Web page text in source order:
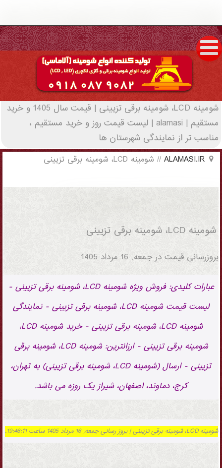
1405 و خرید مستقیم | alamasi - (1611)(New -
2022)
شومینه LCD، شومینه برقی تزیینی | قیمت سال 1405 و خرید
مستقیم | alamasi | لیست قیمت روز و خرید مستقیم ،
مناسب تر از نمایندگی شهرستان ها
ALAMASI.IR
// شومینه LCD، شومینه برقی تزیینی
شومینه LCD، شومینه برقی تزیینی
بروزرسانی قیمت درجمعه, 16 مرداد 1405
عبارات کلیدی: فروش ویژه شومینه LCD، شومینه برقی تزیینی -
لیست قیمت شومینه LCD، شومینه برقی تزیینی - نمایندگی
شومینه LCD، شومینه برقی تزیینی - خرید شومینه LCD،
شومینه برقی تزیینی - ارزانترین: شومینه LCD، شومینه برقی
تزیینی - ارسال (شومینه LCD، شومینه برقی تزیینی) به تهران،
کرج، دماوند، اصفهان، شیراز یک روزه می باشد.
شومینه LCD، شومینه برقی تزیینی | بروز رسانی جمعه, 16 مرداد 1405 ساعت 19:46:11.